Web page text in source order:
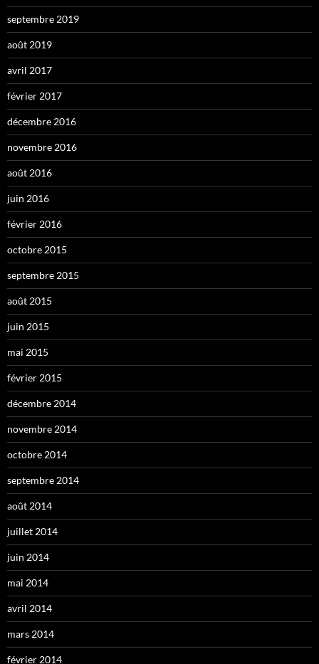
septembre 2019
août 2019
avril 2017
février 2017
décembre 2016
novembre 2016
août 2016
juin 2016
février 2016
octobre 2015
septembre 2015
août 2015
juin 2015
mai 2015
février 2015
décembre 2014
novembre 2014
octobre 2014
septembre 2014
août 2014
juillet 2014
juin 2014
mai 2014
avril 2014
mars 2014
février 2014